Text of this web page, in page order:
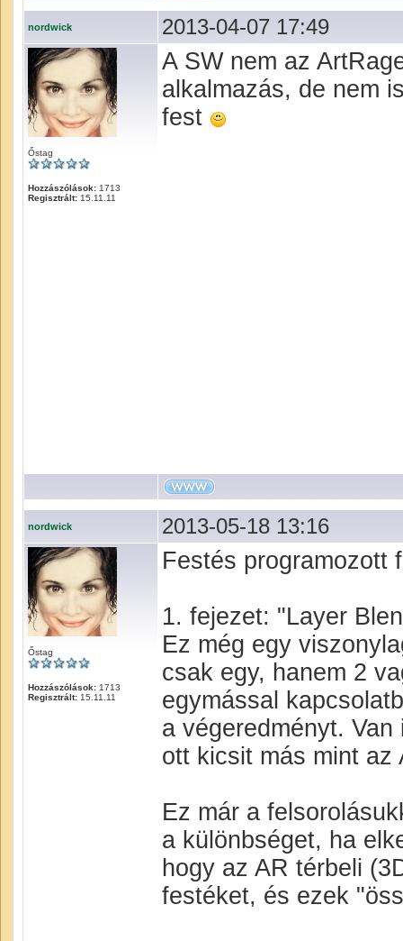
nordwick 2013-04-07 17:49
Őstag
Hozzászólások: 1713
Regisztrált: 15.11.11
A SW nem az
alkalmazás, de nem
fest
nordwick 2013-05-18 13:16
Őstag
Hozzászólások: 1713
Regisztrált: 15.11.11
Festés programozott
1. fejezet: "Layer
Ez még egy
csak egy, hanem 2
egymással
a végeredményt.
ott kicsit más mint az
Ez már a
a különbséget, ha
hogy az AR térbeli
festéket, és ezek